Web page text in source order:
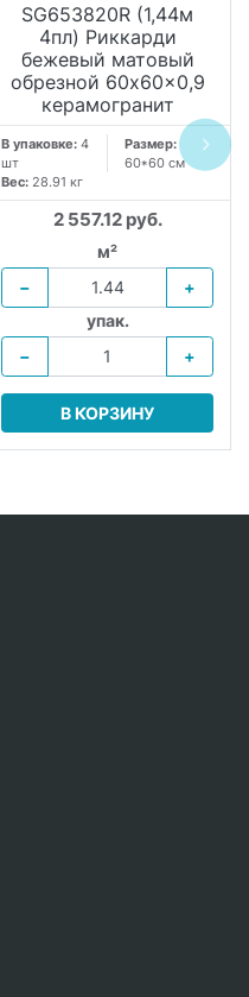
SG653820R (1,44м
4пл) Риккарди
бежевый матовый
обрезной 60x60x0,9
керамогранит
В упаковке: 4
шт
Размер:
60*60 см
Вес: 28.91 кг
2 557.12 руб.
м²
−
+
упак.
−
+
В КОРЗИНУ